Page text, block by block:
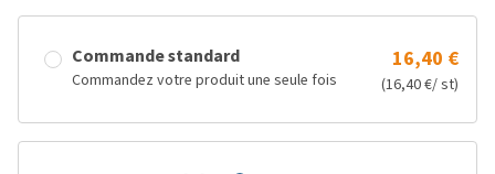
Commande standard
Commandez votre produit une seule fois
16,40 €
(16,40 €/ st)